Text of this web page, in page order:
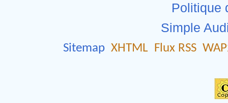
Politique
Simple
Sitemap XHTML Flux RSS